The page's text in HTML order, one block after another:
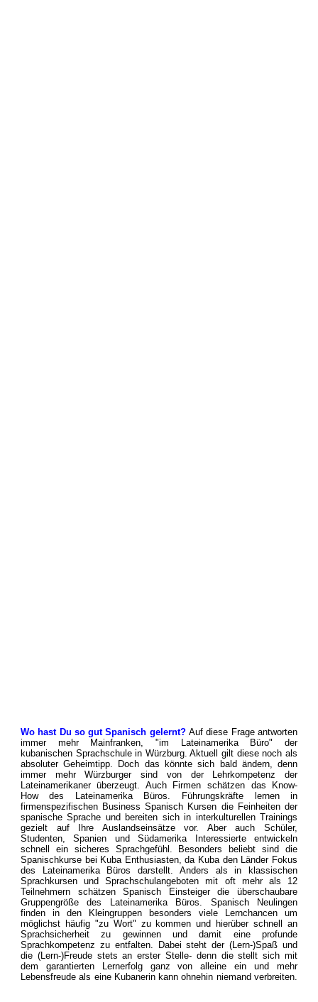
Wo hast Du so gut Spanisch gelernt?Auf diese Frage antworten
immer mehr Mainfranken, "im Lateinamerika Büro" der
kubanischen Sprachschule in Würzburg. Aktuell gilt diese noch als
absoluter Geheimtipp. Doch das könnte sich bald ändern, denn
immer mehr Würzburger sind von der Lehrkompetenz der
Lateinamerikaner überzeugt. Auch Firmen schätzen das Know-
How des Lateinamerika Büros. Führungskräfte lernen in
firmenspezifischen Business Spanisch Kursen die Feinheiten der
spanische Sprache und bereiten sich in interkulturellen Trainings
gezielt auf Ihre Auslandseinsätze vor. Aber auch Schüler,
Studenten, Spanien und Südamerika Interessierte entwickeln
schnell ein sicheres Sprachgefühl. Besonders beliebt sind die
Spanischkurse bei Kuba Enthusiasten, da Kuba den Länder Fokus
des Lateinamerika Büros darstellt. Anders als in klassischen
Sprachkursen und Sprachschulangeboten mit oft mehr als 12
Teilnehmern schätzen Spanisch Einsteiger die überschaubare
Gruppengröße des Lateinamerika Büros. Spanisch Neulingen
finden in den Kleingruppen besonders viele Lernchancen um
möglichst häufig "zu Wort" zu kommen und hierüber schnell an
Sprachsicherheit zu gewinnen und damit eine profunde
Sprachkompetenz zu entfalten. Dabei steht der (Lern-)Spaß und
die (Lern-)Freude stets an erster Stelle- denn die stellt sich mit
dem garantierten Lernerfolg ganz von alleine ein und mehr
Lebensfreude als eine Kubanerin kann ohnehin niemand verbreiten.